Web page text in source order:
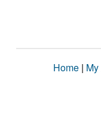
Home |